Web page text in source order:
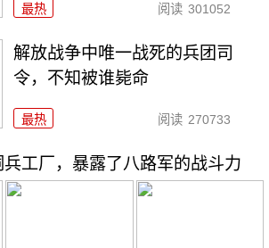
最热 阅读 301052
解放战争中唯一战死的兵团司
令，不知被谁毙命
最热 阅读 270733
兵工厂，暴露了八路军的战斗力